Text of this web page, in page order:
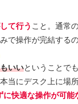
て行う こと。通常
で操作が完結する
いいということで
当にデスク上に場
に快適な操作が可能